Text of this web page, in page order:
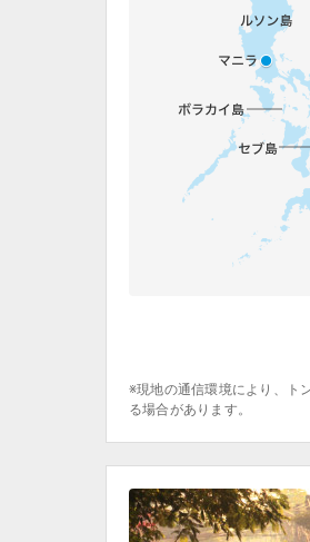
※現地の通信環境により、ト
る場合があります。